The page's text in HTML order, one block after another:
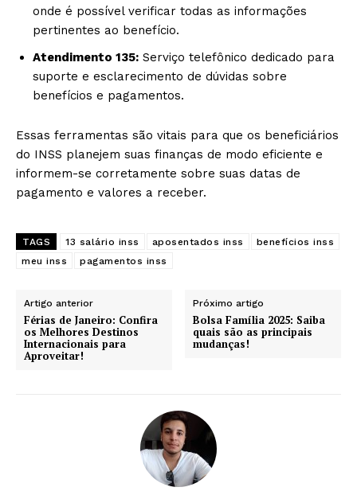
onde é possível verificar todas as informações
pertinentes ao benefício.
Atendimento 135: Serviço telefônico dedicado para
suporte e esclarecimento de dúvidas sobre
benefícios e pagamentos.
Essas ferramentas são vitais para que os beneficiários
do INSS planejem suas finanças de modo eficiente e
informem-se corretamente sobre suas datas de
pagamento e valores a receber.
TAGS 13 salário inss aposentados inss
benefícios inss
meu inss
pagamentos inss
Artigo anterior
Férias de Janeiro: Confira
os Melhores Destinos
Internacionais para
Aproveitar!
Próximo artigo
Bolsa Família 2025: Saiba
quais são as principais
mudanças!